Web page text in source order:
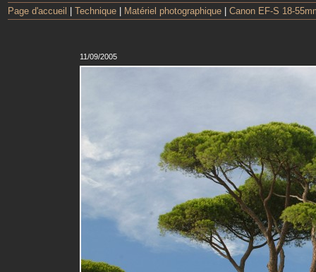
Page d'accueil Technique Matériel photographique Canon EF-S 18-
11/09/2005